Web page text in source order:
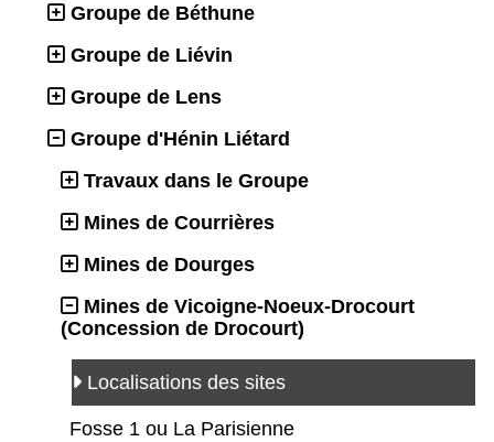
Groupe de Béthune
Groupe de Liévin
Groupe de Lens
Groupe d'Hénin Liétard
Travaux dans le Groupe
Mines de Courrières
Mines de Dourges
Mines de Vicoigne-Noeux-Drocourt
(Concession de Drocourt)
Localisations des sites
Fosse 1 ou La Parisienne